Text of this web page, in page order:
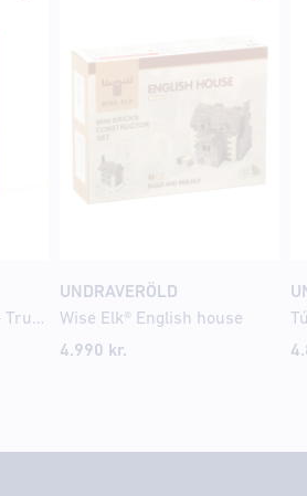
Gift Republic® TRIVIA - True Or False
UNDRAVERÖLD
Wise Elk® English house
4.990 kr.